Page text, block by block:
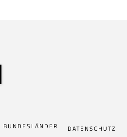
BUNDESLÄNDER
DATENSCHUTZ